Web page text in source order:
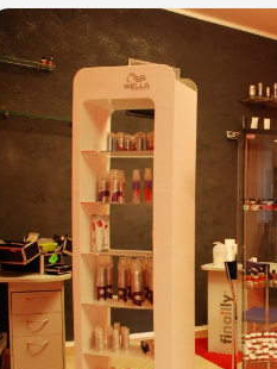
Tel. 392 439 8117
P.IVA 01139100315
Per ulteriori informazioni
scrivi aposta@espevia.it